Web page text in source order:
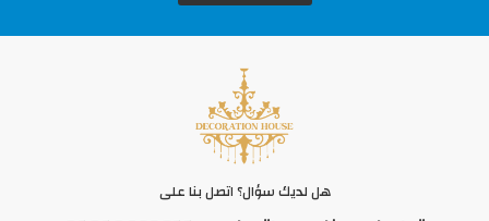
هل لديك سؤال؟ اتصل بنا على